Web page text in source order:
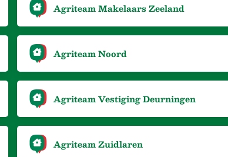
Agriteam Makelaars Zeeland
Agriteam Noord
Agriteam Vestiging Deurningen
Agriteam Zuidlaren